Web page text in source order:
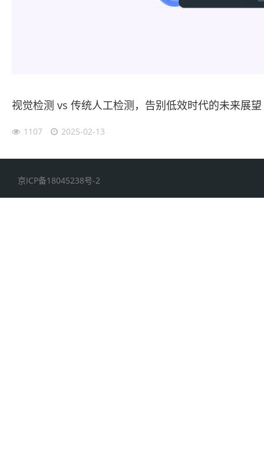
视觉检测 vs 传统人工检测，告别低效时代的未来展望
1107 2025-02-13
京ICP备18045238号-2